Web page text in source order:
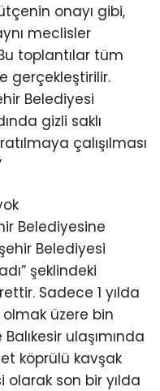
onayı gibi,
meclisler
toplantılar tüm
gerçekleştirilir.
Belediyesi
gizli saklı
çalışılması
Belediyesine
Belediyesi
şeklindeki
Sadece 1 yılda
üzere bin
ulaşımında
köprülü kavşak
olarak son bir yılda